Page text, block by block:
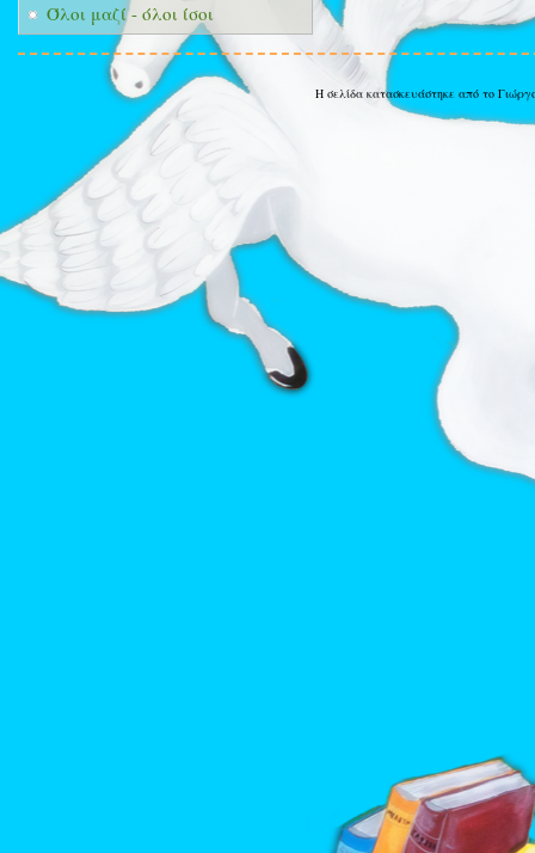
Όλοι μαζί - όλοι ίσοι
Η σελίδα κατασκευάστηκε από το